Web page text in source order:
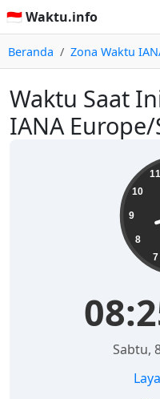
🇮🇩 Waktu.info
Beranda Zona Waktu
Waktu Saat
IANA Europe/
7
8
9
10
11
Sabtu,